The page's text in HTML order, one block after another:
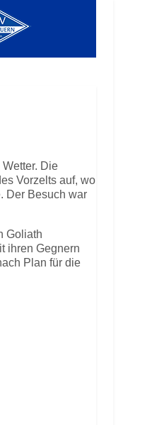
Die
Vorzelts auf, wo
Der Besuch war
Goliath
ihren Gegnern
Plan für die